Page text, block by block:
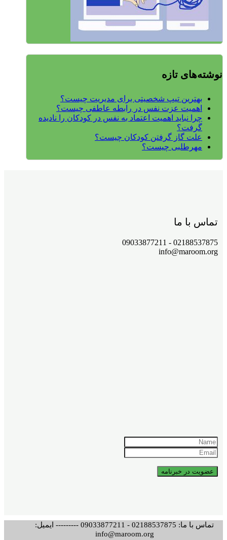
نوشته‌های تازه
بهترین تیپ شخصیتی برای مدیریت چیست؟
اهمیت عزت نفس در رابطه عاطفی چیست؟
چرا نباید اهمیت اعتماد به نفس در کودکان را نادیده
گرفت؟
علت گاز گرفتن کودکان چیست؟
مهرطلبی چیست؟
تماس با ما
02188537875 - 09033877211
info@maroom.org
تماس با ما: 02188537875 - 09033877211 --------- ایمیل:
info@maroom.org